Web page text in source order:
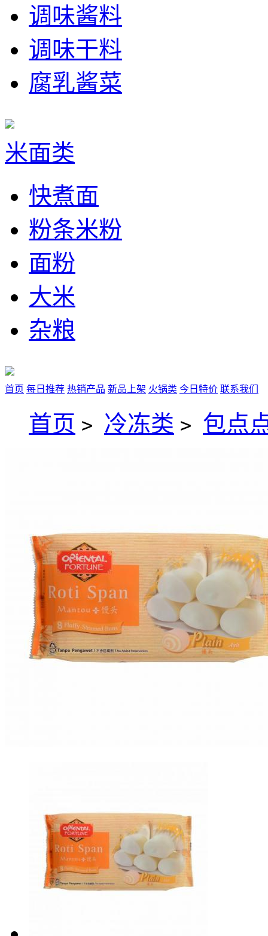
调味酱料
调味干料
腐乳酱菜
米面类
快煮面
粉条米粉
面粉
大米
杂粮
首页 每日推荐 热销产品 新品上架 火锅类 今日特价 联系我们
首页 > 冷冻类 > 包点